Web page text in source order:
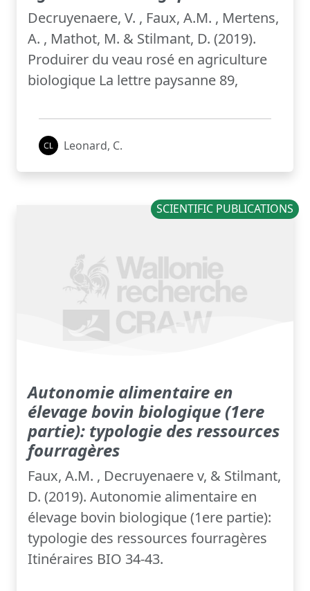
Decruyenaere, V. , Faux, A.M. , Mertens,
A. , Mathot, M. & Stilmant, D. (2019).
Produirer du veau rosé en agriculture
biologique La lettre paysanne 89,
Leonard, C.
SCIENTIFIC PUBLICATIONS
Autonomie alimentaire en
élevage bovin biologique (1ere
partie): typologie des ressources
fourragères
Faux, A.M. , Decruyenaere v, & Stilmant,
D. (2019). Autonomie alimentaire en
élevage bovin biologique (1ere partie):
typologie des ressources fourragères
Itinéraires BIO 34-43.